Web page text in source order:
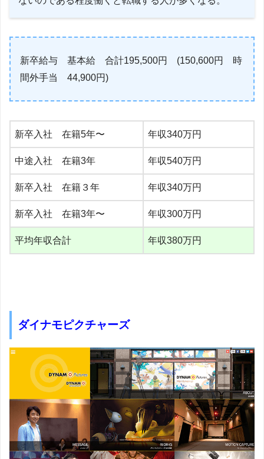
新卒給与 基本給 合計195,500円 (150,600円 時
間外手当 44,900円)
新卒入社 在籍5年〜 年収340万円
中途入社 在籍3年 年収540万円
新卒入社 在籍３年 年収340万円
新卒入社 在籍3年〜 年収300万円
平均年収合計 年収380万円
ダイナモピクチャーズ